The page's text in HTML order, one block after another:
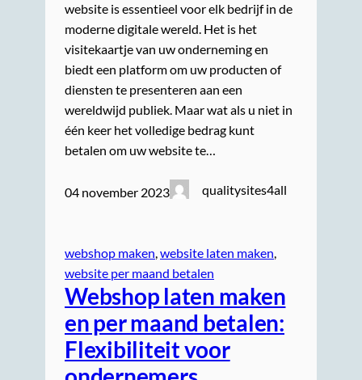
website is essentieel voor elk bedrijf in de
moderne digitale wereld. Het is het
visitekaartje van uw onderneming en
biedt een platform om uw producten of
diensten te presenteren aan een
wereldwijd publiek. Maar wat als u niet in
één keer het volledige bedrag kunt
betalen om uw website te…
04 november 2023 qualitysites4all
webshop maken, website laten maken
website per maand betalen
Webshop laten maken
en per maand betalen:
Flexibiliteit voor